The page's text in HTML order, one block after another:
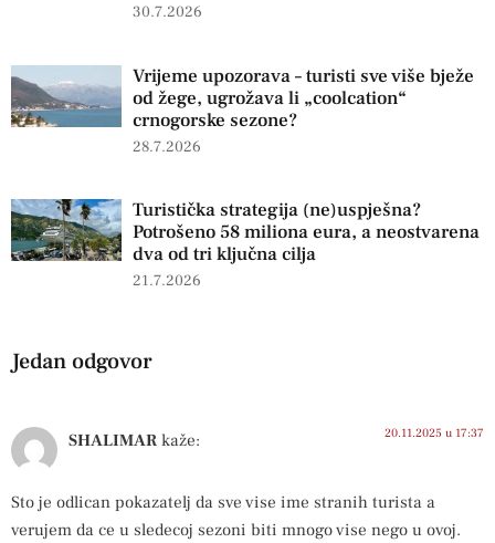
30.7.2026
Vrijeme upozorava – turisti sve više bježe
od žege, ugrožava li „coolcation“
crnogorske sezone?
28.7.2026
Turistička strategija (ne)uspješna?
Potrošeno 58 miliona eura, a neostvarena
dva od tri ključna cilja
21.7.2026
Jedan odgovor
SHALIMAR kaže: 20.11.2025 u 17:37
Sto je odlican pokazatelj da sve vise ime stranih turista a
verujem da ce u sledecoj sezoni biti mnogo vise nego u ovoj.